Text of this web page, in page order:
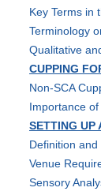
Key Terms in
Terminology
Qualitative
CUPPING
Non-SCA
Importance
SETTING UP
Definition
Venue
Sensory